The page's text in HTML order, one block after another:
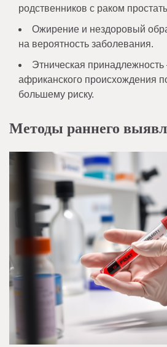
родственников с раком
Ожирение и нездоровый
на вероятность заболевания.
Этническая
африканского происхождения
большему риску.
Методы раннего